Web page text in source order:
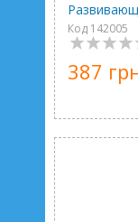
Код 142005
387